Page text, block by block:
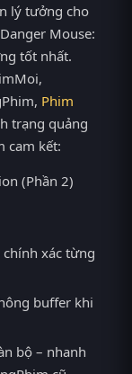
lý tưởng cho
Mouse:
tốt nhất.
Phim
trạng quảng
cam kết:
(Phần 2)
xác từng
buffer khi
bộ – nhanh